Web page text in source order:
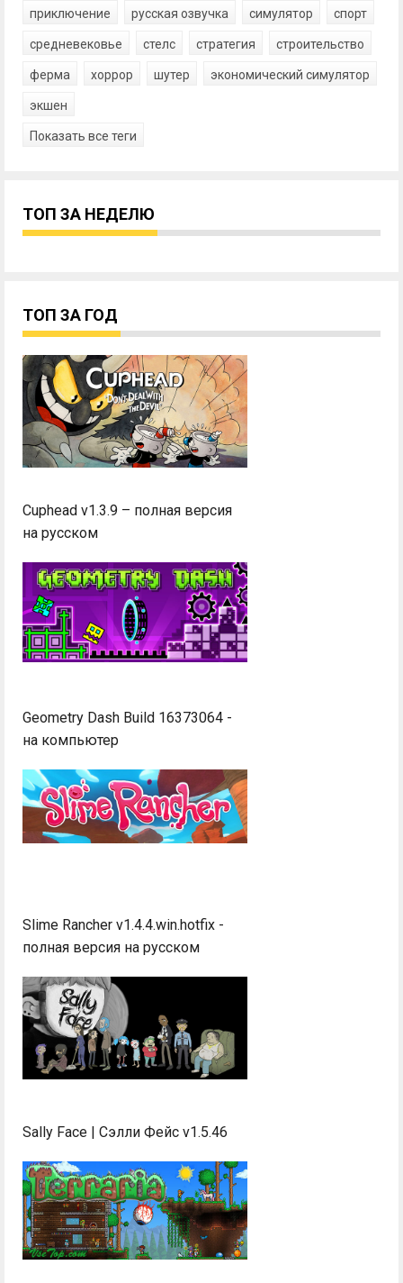
приключение русская озвучка симулятор спорт
средневековье стелс стратегия строительство
ферма хоррор шутер экономический симулятор
экшен
Показать все теги
ТОП ЗА НЕДЕЛЮ
ТОП ЗА ГОД
Cuphead v1.3.9 – полная версия
на русском
Geometry Dash Build 16373064 -
на компьютер
Slime Rancher v1.4.4.win.hotfix -
полная версия на русском
Sally Face | Сэлли Фейс v1.5.46